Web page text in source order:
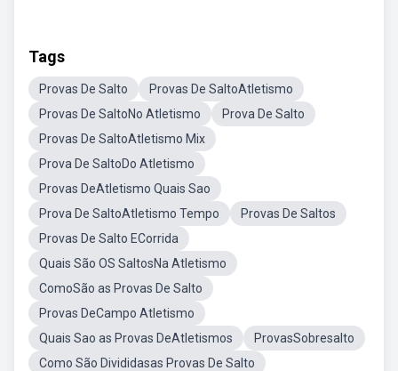
Tags
Provas De Salto
Provas De SaltoAtletismo
Provas De SaltoNo Atletismo
Prova De Salto
Provas De SaltoAtletismo Mix
Prova De SaltoDo Atletismo
Provas DeAtletismo Quais Sao
Prova De SaltoAtletismo Tempo
Provas De Saltos
Provas De Salto ECorrida
Quais São OS SaltosNa Atletismo
ComoSão as Provas De Salto
Provas DeCampo Atletismo
Quais Sao as Provas DeAtletismos
ProvasSobresalto
Como São Divididasas Provas De Salto